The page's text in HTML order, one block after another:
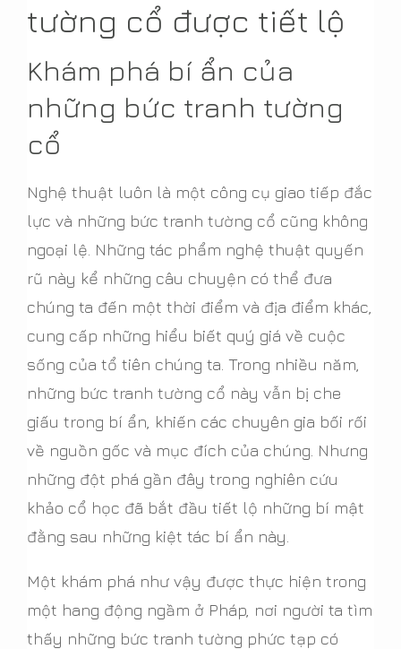
tường cổ được tiết lộ
Khám phá bí ẩn của
những bức tranh tường
cổ
Nghệ thuật luôn là một công cụ giao tiếp đắc
lực và những bức tranh tường cổ cũng không
ngoại lệ. Những tác phẩm nghệ thuật quyến
rũ này kể những câu chuyện có thể đưa
chúng ta đến một thời điểm và địa điểm khác,
cung cấp những hiểu biết quý giá về cuộc
sống của tổ tiên chúng ta. Trong nhiều năm,
những bức tranh tường cổ này vẫn bị che
giấu trong bí ẩn, khiến các chuyên gia bối rối
về nguồn gốc và mục đích của chúng. Nhưng
những đột phá gần đây trong nghiên cứu
khảo cổ học đã bắt đầu tiết lộ những bí mật
đằng sau những kiệt tác bí ẩn này.
Một khám phá như vậy được thực hiện trong
một hang động ngầm ở Pháp, nơi người ta tìm
thấy những bức tranh tường phức tạp có